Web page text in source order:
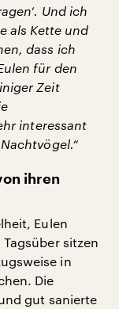
Und ich
als Kette und
dass ich
für den
Zeit
interessant
ihren
Eulen
sitzen
in
Die
gut sanierte